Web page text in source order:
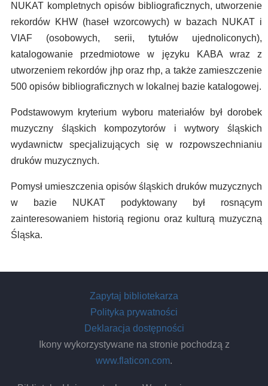
NUKAT kompletnych opisów bibliograficznych, utworzenie
rekordów KHW (haseł wzorcowych) w bazach NUKAT i
VIAF (osobowych, serii, tytułów ujednoliconych),
katalogowanie przedmiotowe w języku KABA wraz z
utworzeniem rekordów jhp oraz rhp, a także zamieszczenie
500 opisów bibliograficznych w lokalnej bazie katalogowej.
Podstawowym kryterium wyboru materiałów był dorobek
muzyczny śląskich kompozytorów i wytwory śląskich
wydawnictw specjalizujących się w rozpowszechnianiu
druków muzycznych.
Pomysł umieszczenia opisów śląskich druków muzycznych
w bazie NUKAT podyktowany był rosnącym
zainteresowaniem historią regionu oraz kulturą muzyczną
Śląska.
Zapytaj bibliotekarza
Polityka prywatności
Deklaracja dostępności
Ikony wykorzystywane na stronie pochodzą z
www.flaticon.com.